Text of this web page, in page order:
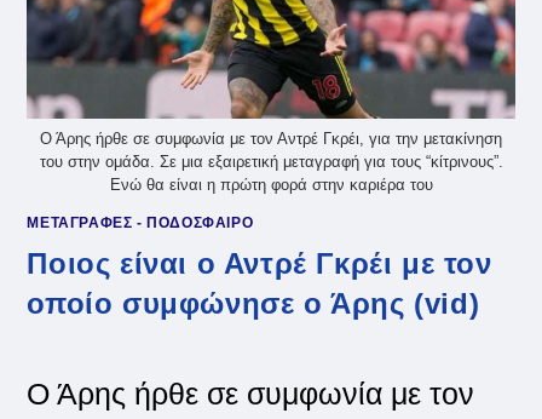
Ο Άρης ήρθε σε συμφωνία με τον Αντρέ Γκρέι, για την μετακίνηση
του στην ομάδα. Σε μια εξαιρετική μεταγραφή για τους “κίτρινους”.
Ενώ θα είναι η πρώτη φορά στην καριέρα του
ΜΕΤΑΓΡΑΦΕΣ - ΠΟΔΟΣΦΑΙΡΟ
Ποιος είναι ο Αντρέ Γκρέι με τον
οποίο συμφώνησε ο Άρης (vid)
Ο Άρης ήρθε σε συμφωνία με τον